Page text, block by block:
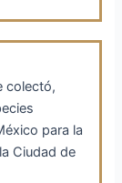
colectó,
para la
Ciudad de